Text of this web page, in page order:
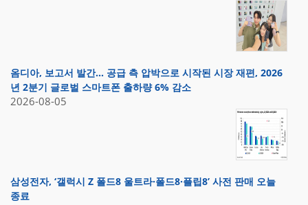
옴디아, 보고서 발간… 공급 측 압박으로 시작된 시장 재편, 2026
년 2분기 글로벌 스마트폰 출하량 6% 감소
2026-08-05
삼성전자, ‘갤럭시 Z 폴드8 울트라·폴드8·플립8’ 사전 판매 오늘
종료